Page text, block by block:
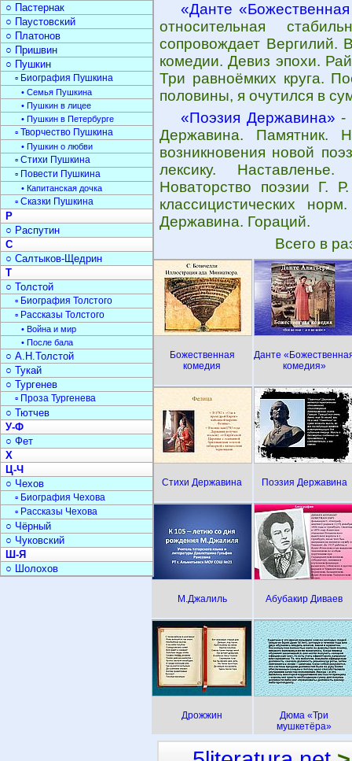
«Данте
относительная
сопровождает Вергилий.
комедии. Девиз эпохи.
Три равноёмких круга.
половины, я очутился в
«Поэзия Державина» -
Державина. Памятник.
возникновения новой
лексику.
Новаторство поэзии Г.
классицистических
Державина. Гораций.
Всего в
Божественная
комедия
Данте
комедия»
Стихи Державина Поэзия Державина
М.Джалиль Абубакир Диваев
Дрожжин
Дюма «Три
мушкетёра»
○ Пастернак
○ Паустовский
○ Платонов
○ Пришвин
○ Пушкин
▫ Биография Пушкина
• Семья Пушкина
• Пушкин в лицее
• Пушкин в Петербурге
▫ Творчество Пушкина
• Пушкин о любви
▫ Стихи Пушкина
▫ Повести Пушкина
• Капитанская дочка
▫ Сказки Пушкина
Р
○ Распутин
С
○ Салтыков-Щедрин
Т
○ Толстой
▫ Биография Толстого
▫ Рассказы Толстого
• Война и мир
• После бала
○ А.Н.Толстой
○ Тукай
○ Тургенев
▫ Проза Тургенева
○ Тютчев
У-Ф
○ Фет
Х
Ц-Ч
○ Чехов
▫ Биография Чехова
▫ Рассказы Чехова
○ Чёрный
○ Чуковский
Ш-Я
○ Шолохов